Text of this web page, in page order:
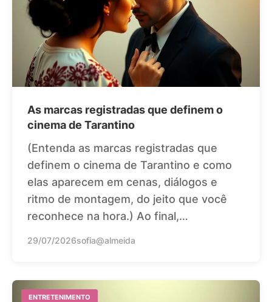
As marcas registradas que definem o
cinema de Tarantino
(Entenda as marcas registradas que
definem o cinema de Tarantino e como
elas aparecem em cenas, diálogos e
ritmo de montagem, do jeito que você
reconhece na hora.) Ao final,…
29/07/2026sofia@almeida
ENTRETENIMENTO